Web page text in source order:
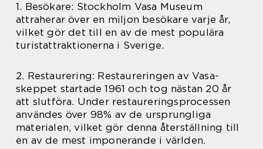
1. Besökare: Stockholm Vasa Museum
attraherar över en miljon besökare varje år,
vilket gör det till en av de mest populära
turistattraktionerna i Sverige.
2. Restaurering: Restaureringen av Vasa-
skeppet startade 1961 och tog nästan 20 år
att slutföra. Under restaureringsprocessen
användes över 98% av de ursprungliga
materialen, vilket gör denna återställning till
en av de mest imponerande i världen.